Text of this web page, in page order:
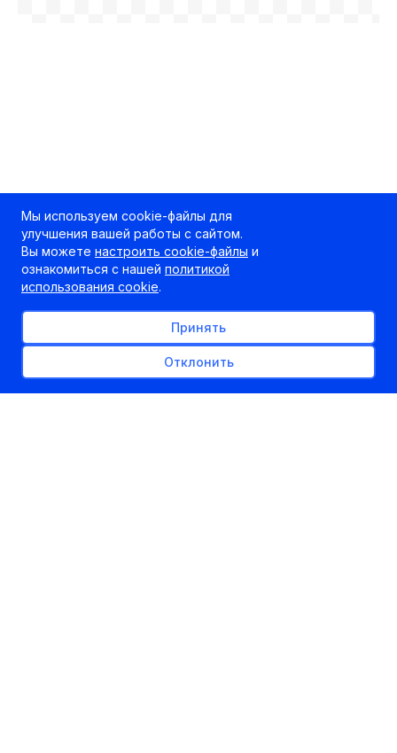
Мы используем cookie-файлы для
улучшения вашей работы с сайтом.
Вы можете настроить cookie-файлы и
ознакомиться с нашей политикой
использования cookie.
Принять
Отклонить